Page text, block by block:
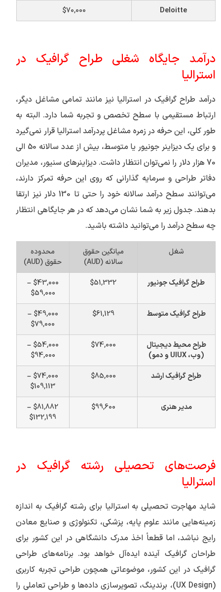
Deloitte
$70,000
درآمد جایگاه شغلی طراح گرافیک در
استرالیا
درآمد طراح گرافیک در استرالیا نیز مانند تمامی مشاغل دیگر،
ارتباط مستقیمی با سطح تخصص و تجربه شما دارد. البته به
طور کلی، این حرفه در زمره مشاغل پردرآمد استرالیا قرار نمی‌‎گیرد
و برای یک دیزاینر جونیور یا متوسط، بیش از عدد سالانه 50 الی
70 هزار دلار را نمی‌توان انتظار داشت. دیزاینرهای سنیور، مدیران
دفاتر طراحی و سرمایه گذارانی که روی این حرفه تمرکز دارند،
می‌توانند سطح درآمد سالانه خود را حتی تا 130 دلار نیز ارتقا
بدهند. جدول زیر به شما نشان می‌دهد که در هر جایگاهی انتظار
چه سطح درآمد را می‌توانید داشته باشید.
شغل
میانگین حقوق
سالانه (AUD)
محدوده
حقوق (AUD)
طراح گرافیک جونیور
$51,332
$43,000 –
$59,000
طراح گرافیک متوسط
$61,129
$49,000 –
$79,000
طراح محیط دیجیتال
(وب، UIUX و دمو)
$74,000
$54,000 –
$94,000
طراح گرافیک ارشد
$85,000
$74,000 –
$109,113
مدیر هنری
$99,600
$81,882 –
$132,199
فرصت‌های تحصیلی رشته گرافیک در
استرالیا
شاید مهاجرت تحصیلی به استرالیا برای رشته گرافیک به اندازه
زمینه‌هایی مانند علوم پایه، پزشکی، تکنولوژی و صنایع معادن
رایج نباشد، اما قطعاً اخذ مدرک دانشگاهی در این کشور برای
طراحان گرافیک آینده ایده‌آل خواهد بود. برنامه‌های طراحی
گرافیک در این کشور، موضوعاتی همچون طراحی تجربه کاربری
(UX Design)، برندینگ، تصویرسازی داده‌ها و طراحی تعاملی را